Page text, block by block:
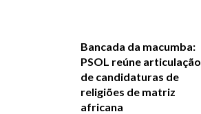
Bancada da macumba:
PSOL reúne articulação
de candidaturas de
religiões de matriz
africana